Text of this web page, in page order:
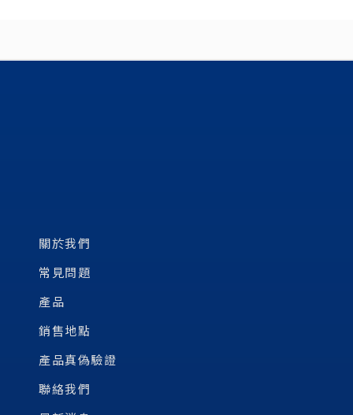
關於我們
常見問題
產品
銷售地點
產品真偽驗證
聯絡我們